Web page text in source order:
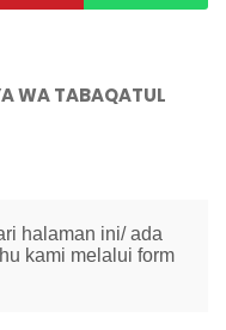
WA TABAQATUL
halaman ini/ ada
kami melalui form